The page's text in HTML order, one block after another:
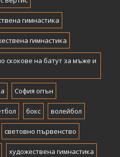
гимнастика
гимнастика
скокове на батут за мъже и
София опън
бокс волейбол
световно първенство
художествена гимнастика